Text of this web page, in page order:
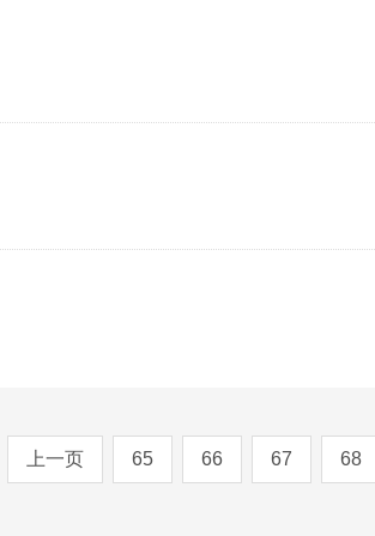
上一页 65 66 67 68